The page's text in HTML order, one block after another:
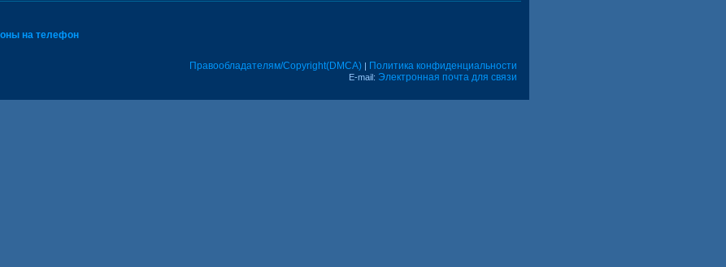
на телефон
Правообладателям/Copyright(DMCA) | Политика конфиденциальности
E-mail: Электронная почта для связи